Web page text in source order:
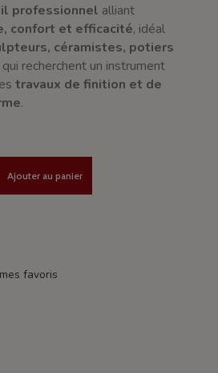
professionnel alliant
confort et efficacité, idéal
céramistes, potiers
qui recherchent un instrument
travaux de finition et de
.
Ajouter au panier
favoris